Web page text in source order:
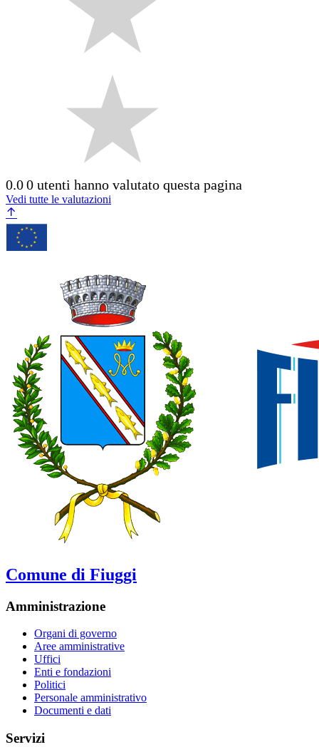
0.00 utenti hanno valutato questa pagina
Vedi tutte le valutazioni
Comune di Fiuggi
Amministrazione
Organi di governo
Aree amministrative
Uffici
Enti e fondazioni
Politici
Personale amministrativo
Documenti e dati
Servizi